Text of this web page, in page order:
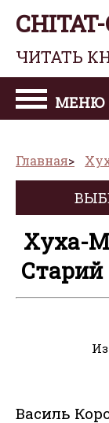
ЧИТАТЬ
МЕНЮ
Главная
Хуха-
Старий
Василь